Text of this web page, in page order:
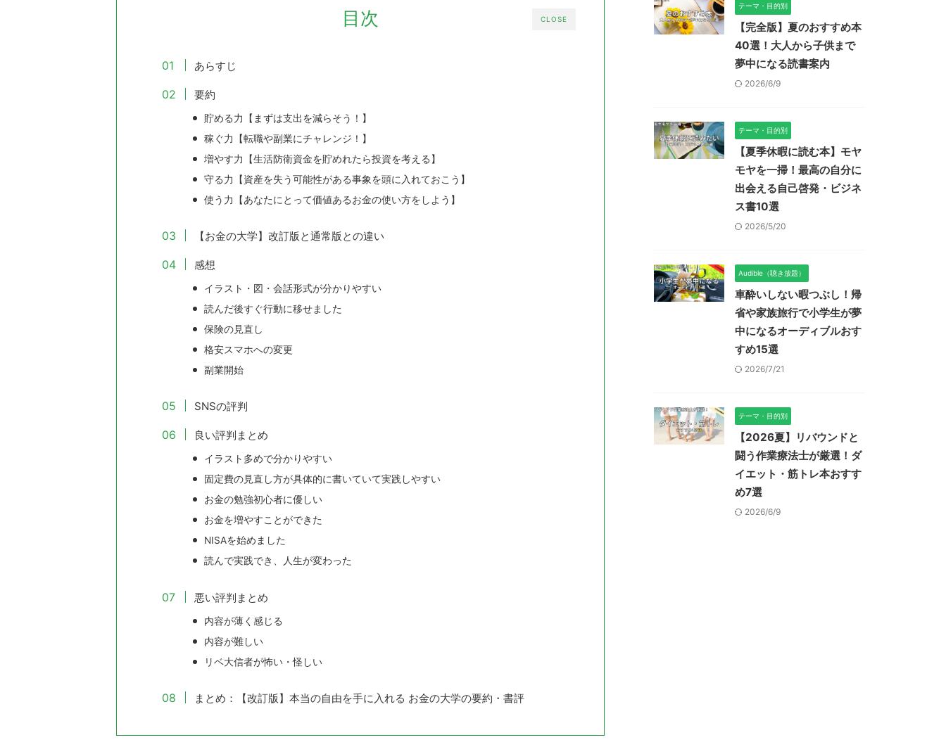
CLOSE
目次
あらすじ
要約
貯める力【まずは支出を減らそう！】
稼ぐ力【転職や副業にチャレンジ！】
増やす力【生活防衛資金を貯めれたら投資を考える】
守る力【資産を失う可能性がある事象を頭に入れておこう】
使う力【あなたにとって価値あるお金の使い方をしよう】
【お金の大学】改訂版と通常版との違い
感想
イラスト・図・会話形式が分かりやすい
読んだ後すぐ行動に移せました
保険の見直し
格安スマホへの変更
副業開始
SNSの評判
良い評判まとめ
イラスト多めで分かりやすい
固定費の見直し方が具体的に書いていて実践しやすい
お金の勉強初心者に優しい
お金を増やすことができた
NISAを始めました
読んで実践でき、人生が変わった
悪い評判まとめ
内容が薄く感じる
内容が難しい
リベ大信者が怖い・怪しい
まとめ：【改訂版】本当の自由を手に入れる お金の大学の要約・書評
テーマ・目的別
【完全版】夏のおすすめ本
40選！大人から子供まで
夢中になる読書案内
2026/6/9
テーマ・目的別
【夏季休暇に読む本】モヤ
モヤを一掃！最高の自分に
出会える自己啓発・ビジネ
ス書10選
2026/5/20
Audible（聴き放題）
車酔いしない暇つぶし！帰
省や家族旅行で小学生が夢
中になるオーディブルおす
すめ15選
2026/7/21
テーマ・目的別
【2026夏】リバウンドと
闘う作業療法士が厳選！ダ
イエット・筋トレ本おすす
め7選
2026/6/9